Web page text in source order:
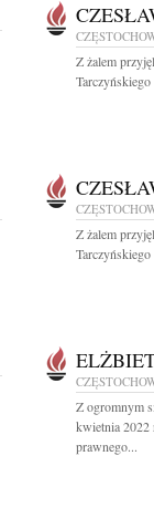
Z żalem
Z żalem
Z ogromnym
kwietnia 2022
prawnego...